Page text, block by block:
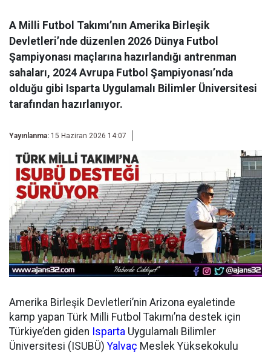
A Milli Futbol Takımı’nın Amerika Birleşik
Devletleri’nde düzenlen 2026 Dünya Futbol
Şampiyonası maçlarına hazırlandığı antrenman
sahaları, 2024 Avrupa Futbol Şampiyonası’nda
olduğu gibi Isparta Uygulamalı Bilimler Üniversitesi
tarafından hazırlanıyor.
Yayınlanma: 15 Haziran 2026 14:07
Amerika Birleşik Devletleri’nin Arizona eyaletinde
kamp yapan Türk Milli Futbol Takımı’na destek için
Türkiye’den giden Isparta Uygulamalı Bilimler
Üniversitesi (ISUBÜ)Yalvaç Meslek Yüksekokulu